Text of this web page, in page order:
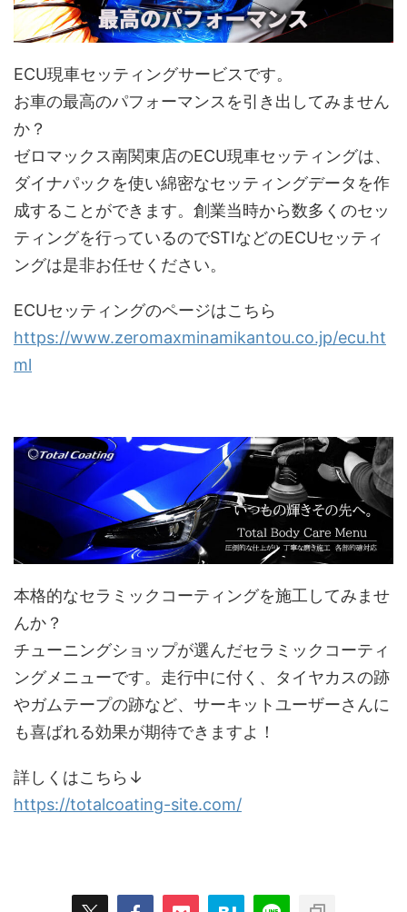
ECU現車セッティングサービスです。
お車の最高のパフォーマンスを引き出してみません
か？
ゼロマックス南関東店のECU現車セッティングは、
ダイナパックを使い綿密なセッティングデータを作
成することができます。創業当時から数多くのセッ
ティングを行っているのでSTIなどのECUセッティ
ングは是非お任せください。
ECUセッティングのページはこちら
https://www.zeromaxminamikantou.co.jp/ecu.ht
ml
本格的なセラミックコーティングを施工してみませ
んか？
チューニングショップが選んだセラミックコーティ
ングメニューです。走行中に付く、タイヤカスの跡
やガムテープの跡など、サーキットユーザーさんに
も喜ばれる効果が期待できますよ！
詳しくはこちら↓
https://totalcoating-site.com/